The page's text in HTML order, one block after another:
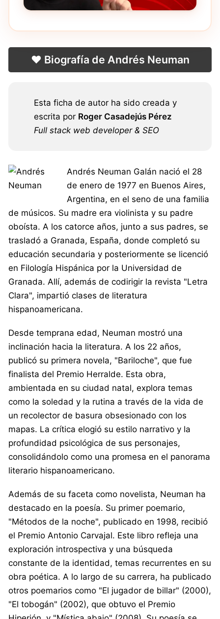
❤️ Biografía de Andrés Neuman
Esta ficha de autor ha sido creada y
escrita por Roger Casadejús Pérez
Full stack web developer & SEO
Andrés Neuman Galán nació el 28
de enero de 1977 en Buenos Aires,
Argentina, en el seno de una familia
de músicos. Su madre era violinista y su padre
oboísta. A los catorce años, junto a sus padres, se
trasladó a Granada, España, donde completó su
educación secundaria y posteriormente se licenció
en Filología Hispánica por la Universidad de
Granada. Allí, además de codirigir la revista "Letra
Clara", impartió clases de literatura
hispanoamericana.
Desde temprana edad, Neuman mostró una
inclinación hacia la literatura. A los 22 años,
publicó su primera novela, "Bariloche", que fue
finalista del Premio Herralde. Esta obra,
ambientada en su ciudad natal, explora temas
como la soledad y la rutina a través de la vida de
un recolector de basura obsesionado con los
mapas. La crítica elogió su estilo narrativo y la
profundidad psicológica de sus personajes,
consolidándolo como una promesa en el panorama
literario hispanoamericano.
Además de su faceta como novelista, Neuman ha
destacado en la poesía. Su primer poemario,
"Métodos de la noche", publicado en 1998, recibió
el Premio Antonio Carvajal. Este libro refleja una
exploración introspectiva y una búsqueda
constante de la identidad, temas recurrentes en su
obra poética. A lo largo de su carrera, ha publicado
otros poemarios como "El jugador de billar" (2000),
"El tobogán" (2002), que obtuvo el Premio